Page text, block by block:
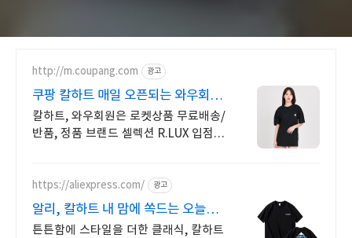
http://m.coupang.com 광고
쿠팡 칼하트 매일 오픈되는 와우회원
특가
칼하트, 와우회원은 로켓상품 무료배송/
반품, 정품 브랜드 셀렉션 R.LUX 입점.
https://aliexpress.com/ 광고
알리, 칼하트 내 맘에 쏙드는 오늘의
특가
튼튼함에 스타일을 더한 클래식, 칼하트
kjgsb